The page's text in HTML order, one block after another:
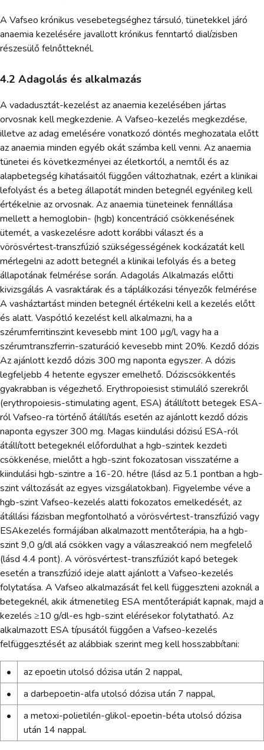
A Vafseo krónikus vesebetegséghez társuló, tünetekkel járó
anaemia kezelésére javallott krónikus fenntartó dialízisben
részesülő felnőtteknél.
4.2 Adagolás és alkalmazás
A vadadusztát-kezelést az anaemia kezelésében jártas
orvosnak kell megkezdenie. A Vafseo-kezelés megkezdése,
illetve az adag emelésére vonatkozó döntés meghozatala előtt
az anaemia minden egyéb okát számba kell venni. Az anaemia
tünetei és következményei az életkortól, a nemtől és az
alapbetegség kihatásaitól függően változhatnak, ezért a klinikai
lefolyást és a beteg állapotát minden betegnél egyénileg kell
értékelnie az orvosnak. Az anaemia tüneteinek fennállása
mellett a hemoglobin- (hgb) koncentráció csökkenésének
ütemét, a vaskezelésre adott korábbi választ és a
vörösvértest‑transzfúzió szükségességének kockázatát kell
mérlegelni az adott betegnél a klinikai lefolyás és a beteg
állapotának felmérése során. Adagolás Alkalmazás előtti
kivizsgálás A vasraktárak és a táplálkozási tényezők felmérése
A vasháztartást minden betegnél értékelni kell a kezelés előtt
és alatt. Vaspótló kezelést kell alkalmazni, ha a
szérumferritinszint kevesebb mint 100 µg/l, vagy ha a
szérumtranszferrin-szaturáció kevesebb mint 20%. Kezdő dózis
Az ajánlott kezdő dózis 300 mg naponta egyszer. A dózis
legfeljebb 4 hetente egyszer emelhető. Dóziscsökkentés
gyakrabban is végezhető. Erythropoiesist stimuláló szerekről
(erythropoiesis-stimulating agent, ESA) átállított betegek ESA-
ról Vafseo-ra történő átállítás esetén az ajánlott kezdő dózis
naponta egyszer 300 mg. Magas kiindulási dózisú ESA-ról
átállított betegeknél előfordulhat a hgb-szintek kezdeti
csökkenése, mielőtt a hgb-szint fokozatosan visszatérne a
kiindulási hgb-szintre a 16-20. hétre (lásd az 5.1 pontban a hgb-
szint változását az egyes vizsgálatokban). Figyelembe véve a
hgb-szint Vafseo-kezelés alatti fokozatos emelkedését, az
átállási fázisban megfontolható a vörösvértest-transzfúzió vagy
ESAkezelés formájában alkalmazott mentőterápia, ha a hgb-
szint 9,0 g/dl alá csökken vagy a válaszreakció nem megfelelő
(lásd 4.4 pont). A vörösvértest-transzfúziót kapó betegek
esetén a transzfúzió ideje alatt ajánlott a Vafseo-kezelés
folytatása. A Vafseo alkalmazását fel kell függeszteni azoknál a
betegeknél, akik átmenetileg ESA mentőterápiát kapnak, majd a
kezelés ≥10 g/dl-es hgb-szint elérésekor folytatható. Az
alkalmazott ESA típusától függően a Vafseo-kezelés
felfüggesztését az alábbiak szerint meg kell hosszabbítani:
•
az epoetin utolsó dózisa után 2 nappal,
•
a darbepoetin-alfa utolsó dózisa után 7 nappal,
•
a metoxi-polietilén-glikol-epoetin-béta utolsó dózisa
után 14 nappal.